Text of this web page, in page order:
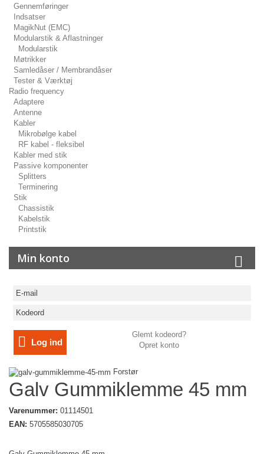
Gennemføringer
Indsatser
MagikNut (EMC)
Modularstik & Aflastninger
Modularstik
Møtrikker
Samledåser / Membrandåser
Tester & Værktøj
Radio frequency
Adaptere
Antenne
Kabler
Mikrobølge kabel
RF kabel - fleksibel
Kabler med stik
Passive komponenter
Splitters
Terminering
Stik
Chassistik
Kabelstik
Printstik
Min konto
Log ind
Glemt kodeord?
Opret konto
Forstør
Galv Gummiklemme 45 mm
Varenummer: 01114501
EAN: 5705585030705